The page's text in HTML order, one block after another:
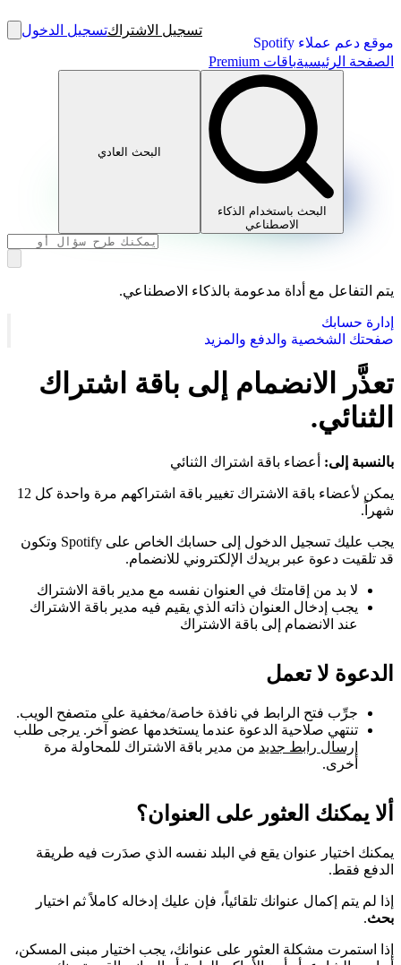
موقع دعم عملاء Spotify
تسجيل الاشتراكتسجيل الدخول
الصفحة الرئيسيةباقات Premium
البحث باستخدام الذكاء
الاصطناعي
البحث العادي
يتم التفاعل مع أداة مدعومة بالذكاء الاصطناعي.
إدارة حسابك
صفحتك الشخصية والدفع والمزيد
تعذَّر الانضمام إلى باقة اشتراك
الثنائي.
بالنسبة إلى: أعضاء باقة اشتراك الثنائي
يمكن لأعضاء باقة الاشتراك تغيير باقة اشتراكهم مرة واحدة كل 12
شهراً.
يجب عليك تسجيل الدخول إلى حسابك الخاص على Spotify وتكون
قد تلقيت دعوة عبر بريدك الإلكتروني للانضمام.
لا بد من إقامتك في العنوان نفسه مع مدير باقة الاشتراك
يجب إدخال العنوان ذاته الذي يقيم فيه مدير باقة الاشتراك
عند الانضمام إلى باقة الاشتراك
الدعوة لا تعمل
جرِّب فتح الرابط في نافذة خاصة/مخفية على متصفح الويب.
تنتهي صلاحية الدعوة عندما يستخدمها عضو آخر. يرجى طلب
إرسال رابط جديد من مدير باقة الاشتراك للمحاولة مرة
أخرى.
ألا يمكنك العثور على العنوان؟
يمكنك اختيار عنوان يقع في البلد نفسه الذي صدَرت فيه طريقة
الدفع فقط.
إذا لم يتم إكمال عنوانك تلقائياً، فإن عليك إدخاله كاملاً ثم اختيار
بحث.
إذا استمرت مشكلة العثور على عنوانك، يجب اختيار مبنى المسكن،